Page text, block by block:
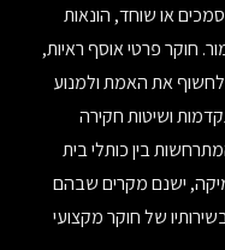
או שוחד, הונאות
חוקר פרטי אוסף ראיות,
את האמת ולמנוע
ושיטות חקירה
בין כותלי בית
ישנם מקרים שבהם
של חוקר מקצועי